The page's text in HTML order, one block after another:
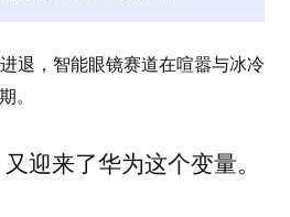
退，智能眼镜赛道在喧嚣与冰冷
。
迎来了华为这个变量。